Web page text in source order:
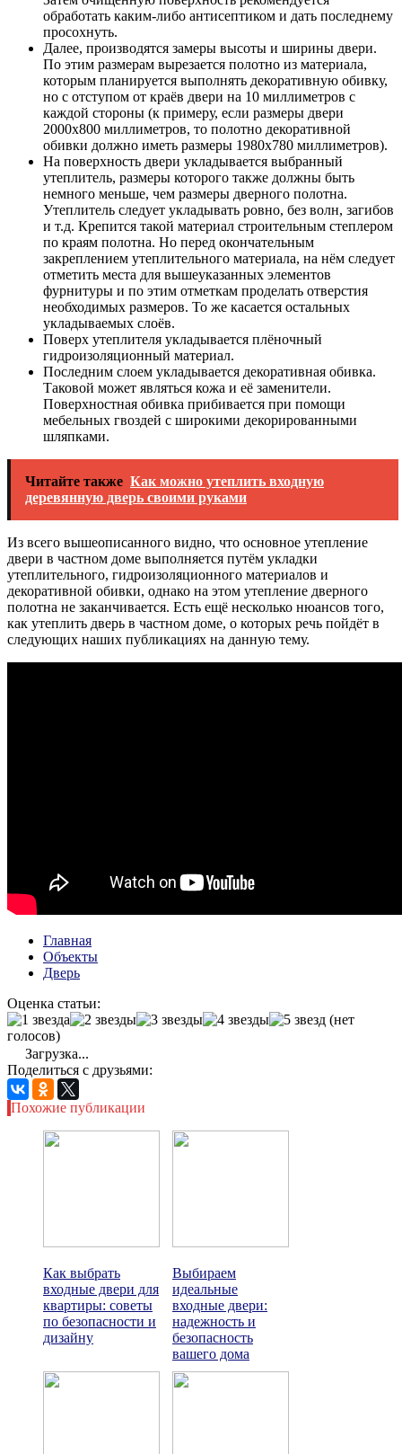
обработать каким-либо антисептиком и дать последнему
просохнуть.
Далее, производятся замеры высоты и ширины двери.
По этим размерам вырезается полотно из материала,
которым планируется выполнять декоративную обивку,
но с отступом от краёв двери на 10 миллиметров с
каждой стороны (к примеру, если размеры двери
2000х800 миллиметров, то полотно декоративной
обивки должно иметь размеры 1980х780 миллиметров).
На поверхность двери укладывается выбранный
утеплитель, размеры которого также должны быть
немного меньше, чем размеры дверного полотна.
Утеплитель следует укладывать ровно, без волн, загибов
и т.д. Крепится такой материал строительным степлером
по краям полотна. Но перед окончательным
закреплением утеплительного материала, на нём следует
отметить места для вышеуказанных элементов
фурнитуры и по этим отметкам проделать отверстия
необходимых размеров. То же касается остальных
укладываемых слоёв.
Поверх утеплителя укладывается плёночный
гидроизоляционный материал.
Последним слоем укладывается декоративная обивка.
Таковой может являться кожа и её заменители.
Поверхностная обивка прибивается при помощи
мебельных гвоздей с широкими декорированными
шляпками.
Читайте также Как можно утеплить входную
деревянную дверь своими руками
Из всего вышеописанного видно, что основное утепление
двери в частном доме выполняется путём укладки
утеплительного, гидроизоляционного материалов и
декоративной обивки, однако на этом утепление дверного
полотна не заканчивается. Есть ещё несколько нюансов того,
как утеплить дверь в частном доме, о которых речь пойдёт в
следующих наших публикациях на данную тему.
Главная
Объекты
Дверь
Оценка статьи:
(нет
голосов)
Загрузка...
Поделиться с друзьями:
Похожие публикации
Как выбрать
входные двери для
квартиры: советы
по безопасности и
дизайну
Выбираем
идеальные
входные двери:
надежность и
безопасность
вашего дома